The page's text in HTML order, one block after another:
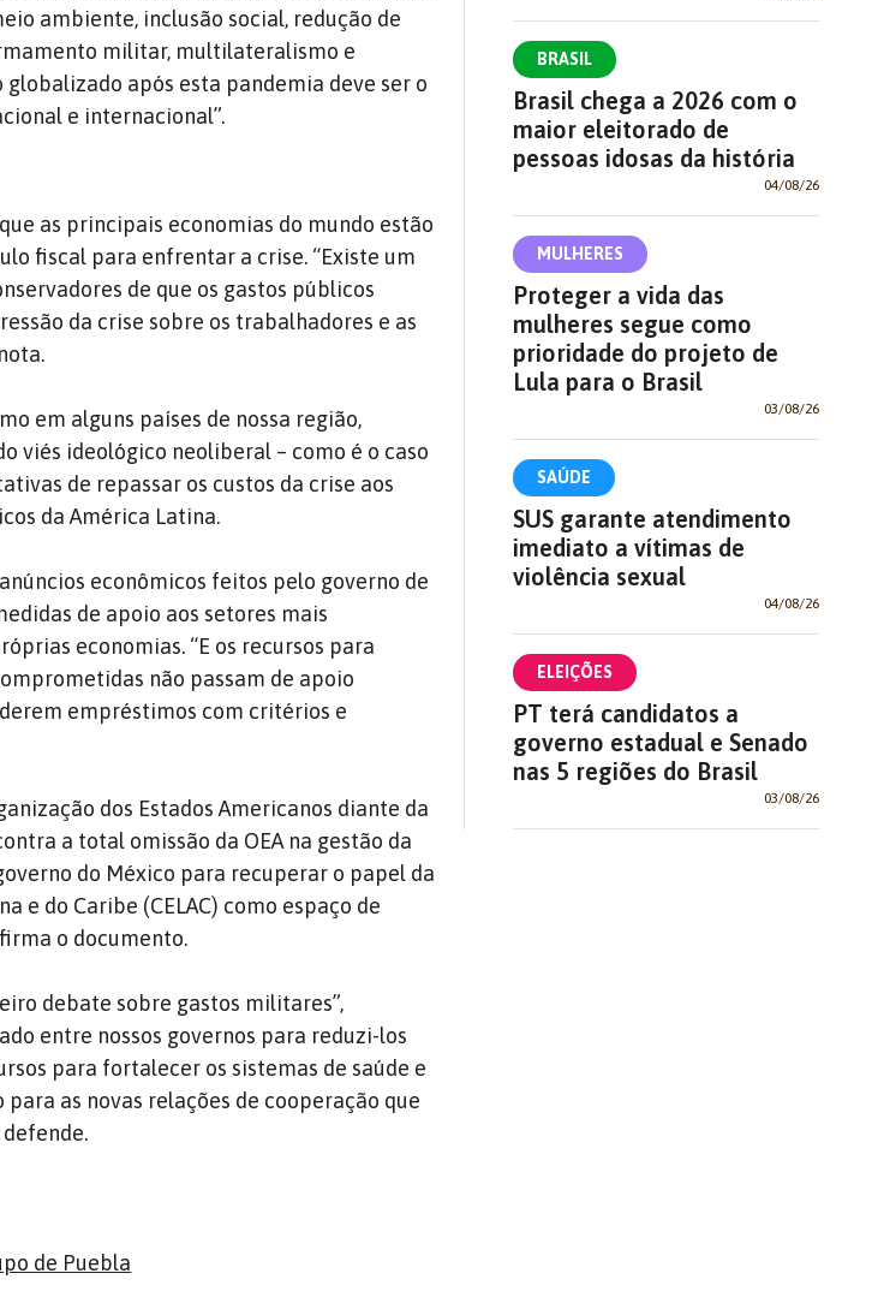
ambiente, inclusão social, redução de
militar, multilateralismo e
globalizado após esta pandemia deve ser o
e internacional”.
as principais economias do mundo estão
fiscal para enfrentar a crise. “Existe um
de que os gastos públicos
da crise sobre os trabalhadores e as
em alguns países de nossa região,
viés ideológico neoliberal – como é o caso
de repassar os custos da crise aos
da América Latina.
econômicos feitos pelo governo de
de apoio aos setores mais
economias. “E os recursos para
não passam de apoio
empréstimos com critérios e
dos Estados Americanos diante da
a total omissão da OEA na gestão da
do México para recuperar o papel da
e do Caribe (CELAC) como espaço de
o documento.
debate sobre gastos militares”,
entre nossos governos para reduzi-los
para fortalecer os sistemas de saúde e
as novas relações de cooperação que
de Puebla
BRASIL
Brasil chega a 2026 com o
maior eleitorado de
pessoas idosas da história
04/08/26
MULHERES
Proteger a vida das
mulheres segue como
prioridade do projeto de
Lula para o Brasil
03/08/26
SAÚDE
SUS garante atendimento
imediato a vítimas de
violência sexual
04/08/26
ELEIÇÕES
PT terá candidatos a
governo estadual e Senado
nas 5 regiões do Brasil
03/08/26